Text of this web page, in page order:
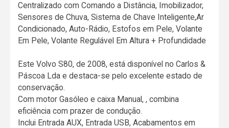
Centralizado com Comando a Distância, Imobilizador,
Sensores de Chuva, Sistema de Chave Inteligente,Ar
Condicionado, Auto-Rádio, Estofos em Pele, Volante
Em Pele, Volante Regulável Em Altura + Profundidade
Este Volvo S80, de 2008, está disponível no Carlos &
Páscoa Lda e destaca-se pelo excelente estado de
conservação.
Com motor Gasóleo e caixa Manual, , combina
eficiência com prazer de condução.
Inclui Entrada AUX, Entrada USB, Acabamentos em